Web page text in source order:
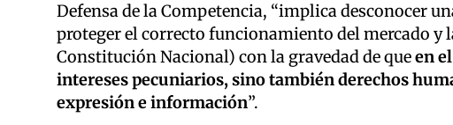
Defensa de la Competencia, “implica desconocer
proteger el correcto funcionamiento del mercado y
Constitución Nacional) con la gravedad de queen
intereses pecuniarios, sino también derechos
expresión e información”.